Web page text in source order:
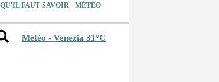
FAUT SAVOIR MÉTÉO
Météo - Venezia 31°C